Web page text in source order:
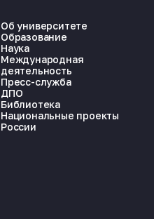
КГЭУ
Об университете
Образование
Наука
Международная
деятельность
Пресс-служба
ДПО
Библиотека
Национальные проекты
России